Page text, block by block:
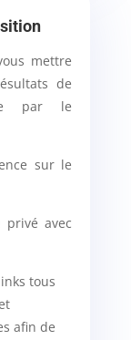
mettre
de
par le
sur le
privé avec
tous
afin de